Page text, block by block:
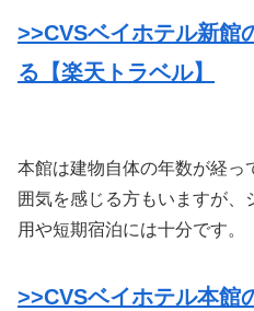
>>CVSベイホテル新館
る【楽天トラベル】
本館は建物自体の年数が経っ
囲気を感じる方もいますが、
用や短期宿泊には十分です。
>>CVSベイホテル本館